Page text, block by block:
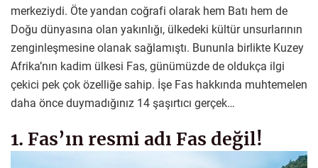
merkeziydi. Öte yandan coğrafi olarak hem Batı hem de
Doğu dünyasına olan yakınlığı, ülkedeki kültür unsurlarının
zenginleşmesine olanak sağlamıştı. Bununla birlikte Kuzey
Afrika’nın kadim ülkesi Fas, günümüzde de oldukça ilgi
çekici pek çok özelliğe sahip. İşe Fas hakkında muhtemelen
daha önce duymadığınız 14 şaşırtıcı gerçek…
1. Fas’ın resmi adı Fas değil!